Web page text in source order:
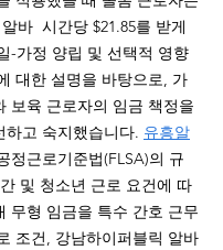
바  시간당 $21.85를 받게
-가정 양립 및 선택적 영향
대한 설명을 바탕으로, 가
보육 근로자의 임금 책정을
하고 숙지했습니다. 유흥알
정근로기준법(FLSA)의 규
및 청소년 근로 요건에 따
무형 임금을 특수 간호 근무
조건, 강남하이퍼블릭 알바